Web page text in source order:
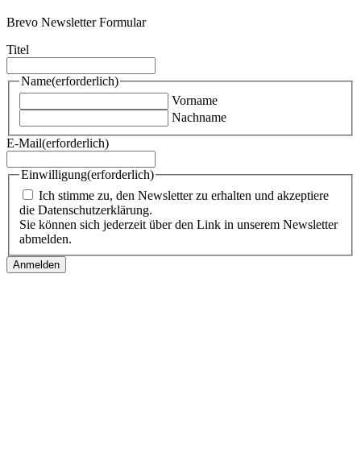
Brevo Newsletter Formular
Titel
Name(erforderlich)
Vorname
Nachname
E-Mail(erforderlich)
Einwilligung(erforderlich)
Ich stimme zu, den Newsletter zu erhalten und akzeptiere
die Datenschutzerklärung.
Sie können sich jederzeit über den Link in unserem Newsletter
abmelden.